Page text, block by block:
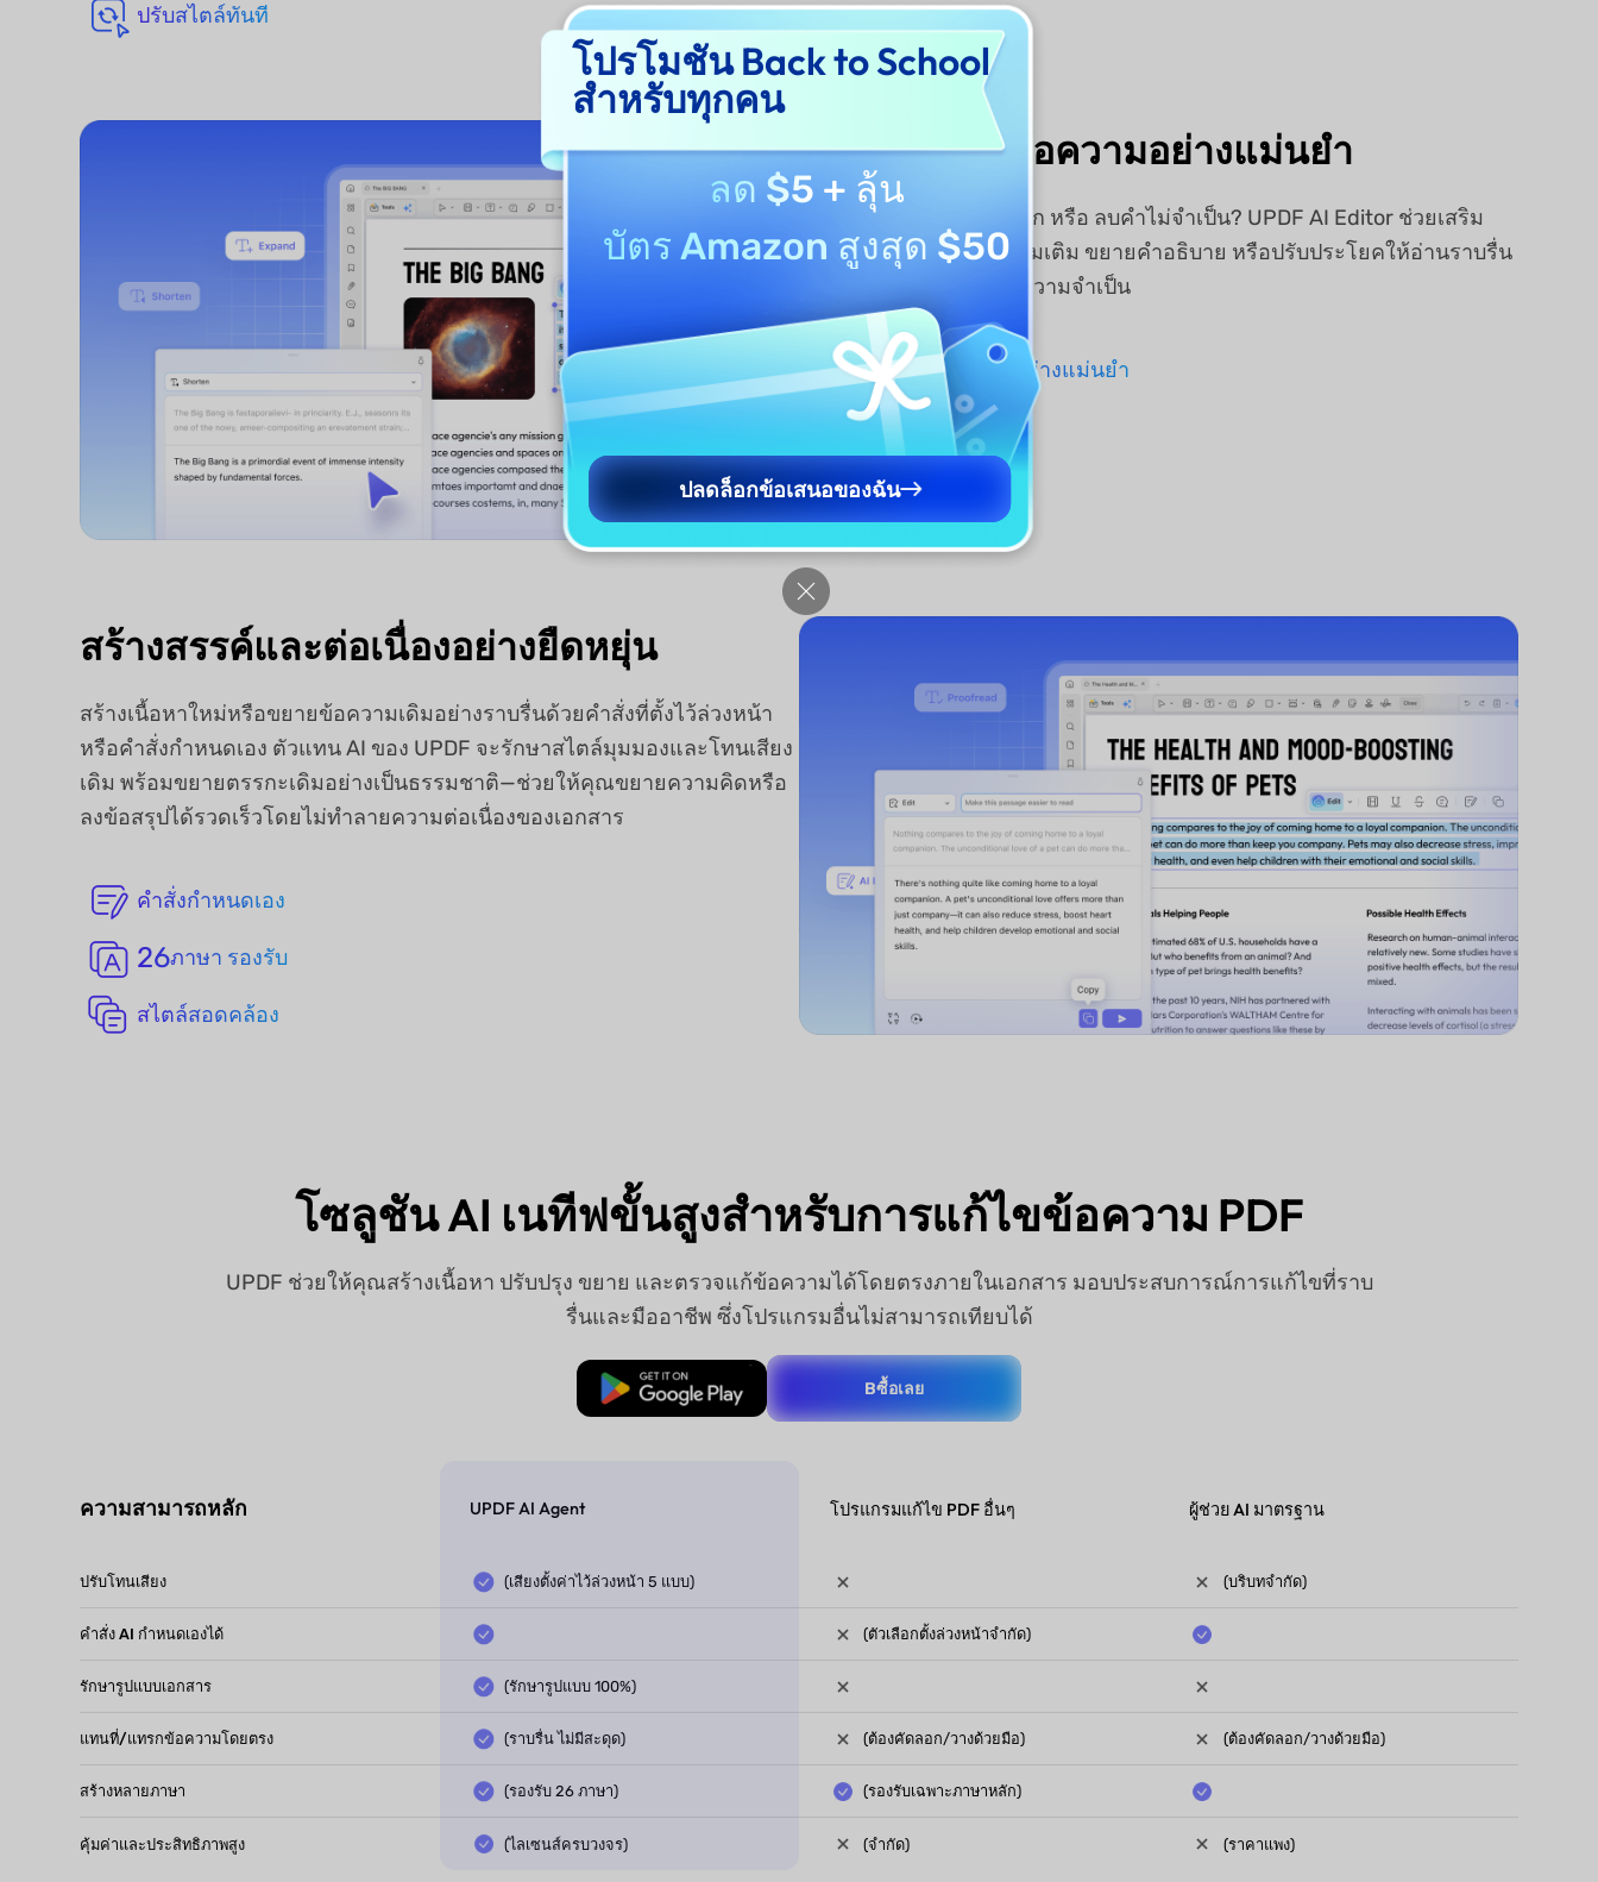
ปรับสไตล์ทันที
ขยายและย่อข้อความอย่างแม่นยำ
ต้องการเพิ่มรายละเอียดลึก หรือ ลบคำไม่จำเป็น? UPDF AI Editor ช่วยเสริม
เนื้อหาด้วยรายละเอียดเพิ่มเติม ขยายคำอธิบาย หรือปรับประโยคให้อ่านราบรื่น
โดยตัดคำซ้ำและคำเกินความจำเป็น
ควบคุมความยาวอย่างแม่นยำ
รักษาลำดับเหตุผล
สร้างสรรค์และต่อเนื่องอย่างยืดหยุ่น
สร้างเนื้อหาใหม่หรือขยายข้อความเดิมอย่างราบรื่นด้วยคำสั่งที่ตั้งไว้ล่วงหน้า
หรือคำสั่งกำหนดเอง ตัวแทน AI ของ UPDF จะรักษาสไตล์มุมมองและโทนเสียง
เดิม พร้อมขยายตรรกะเดิมอย่างเป็นธรรมชาติ—ช่วยให้คุณขยายความคิดหรือ
ลงข้อสรุปได้รวดเร็วโดยไม่ทำลายความต่อเนื่องของเอกสาร
คำสั่งกำหนดเอง
26ภาษา รองรับ
สไตล์สอดคล้อง
โซลูชัน AI เนทีฟขั้นสูงสำหรับการแก้ไขข้อความ PDF
UPDF ช่วยให้คุณสร้างเนื้อหา ปรับปรุง ขยาย และตรวจแก้ข้อความได้โดยตรงภายในเอกสาร มอบประสบการณ์การแก้ไขที่ราบ
รื่นและมืออาชีพ ซึ่งโปรแกรมอื่นไม่สามารถเทียบได้
ดาวน์โหลดฟรี Bซื้อเลย
โปรโมชัน Back to School
สำหรับทุกคน
ลด $5 + ลุ้น
บัตร Amazon สูงสุด $50
ปลดล็อกข้อเสนอของฉัน